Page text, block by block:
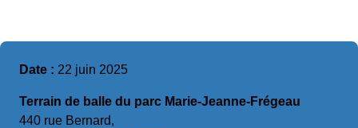
Date : 22 juin 2025
Terrain de balle du parc Marie-Jeanne-Frégeau
440 rue Bernard,